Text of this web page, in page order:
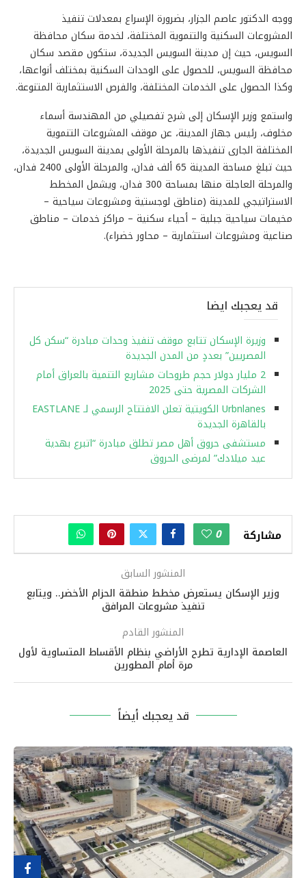
ووجه الدكتور عاصم الجزار، بضرورة الإسراع بمعدلات تنفيذ
المشروعات السكنية والتنموية المختلفة، لخدمة سكان محافظة
السويس، حيث إن مدينة السويس الجديدة، ستكون مقصد سكان
محافظة السويس، للحصول على الوحدات السكنية بمختلف أنواعها،
وكذا الحصول على الخدمات المختلفة، والفرص الاستثمارية المتنوعة.
واستمع وزير الإسكان إلى شرح تفصيلي من المهندسة أسماء
مخلوف، رئيس جهاز المدينة، عن موقف المشروعات التنموية
المختلفة الجارى تنفيذها بالمرحلة الأولى بمدينة السويس الجديدة،
حيث تبلغ مساحة المدينة 65 ألف فدان، والمرحلة الأولى 2400 فدان،
والمرحلة العاجلة منها بمساحة 300 فدان، ويشمل المخطط
الاستراتيجي للمدينة (مناطق لوجستية ومشروعات سياحية –
مخيمات سياحية جبلية – أحياء سكنية – مراكز خدمات – مناطق
صناعية ومشروعات استثمارية – محاور خضراء).
قد يعجبك ايضا
وزيرة الإسكان تتابع موقف تنفيذ وحدات مبادرة “سكن كل
المصريين” بعددٍ من المدن الجديدة
2 مليار دولار حجم طروحات مشاريع التنمية بالعراق أمام
الشركات المصرية حتى 2025
Urbnlanes الكويتية تعلن الافتتاح الرسمي لـ EASTLANE
بالقاهرة الجديدة
مستشفى حروق أهل مصر تطلق مبادرة “اتبرع بهدية
عيد ميلادك” لمرضى الحروق
مشاركة 0
المنشور السابق
وزير الإسكان يستعرض مخطط منطقة الحزام الأخضر.. ويتابع
تنفيذ مشروعات المرافق
المنشور القادم
العاصمة الإدارية تطرح الأراضي بنظام الأقساط المتساوية لأول
مرة أمام المطورين
قد يعجبك أيضاً